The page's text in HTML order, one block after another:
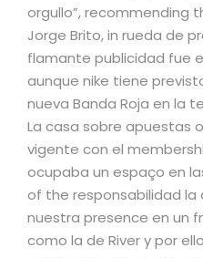
orgullo”, recommending
Jorge Brito, in rueda de
flamante publicidad fue
aunque nike tiene
nueva Banda Roja en la
La casa sobre apuestas
vigente con el
ocupaba un espaço en
of the responsabilidad la
nuestra presence en un
como la de River y por